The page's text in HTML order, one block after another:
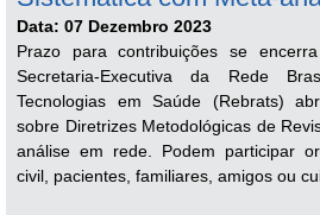
Data: 07 Dezembro 2023
Prazo para contribuições se
Secretaria-Executiva da Rede
Tecnologias em Saúde (Rebrats)
sobre Diretrizes Metodológicas de
análise em rede. Podem participar
civil, pacientes, familiares, amigos ou